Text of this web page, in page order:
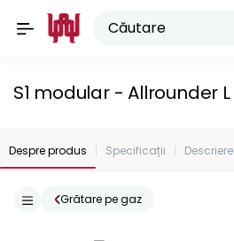
S1 modular - Allrounder L
Despre produs Specificații Descriere
Grătare pe gaz